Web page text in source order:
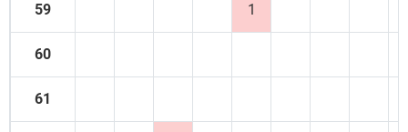
59 1
60
61